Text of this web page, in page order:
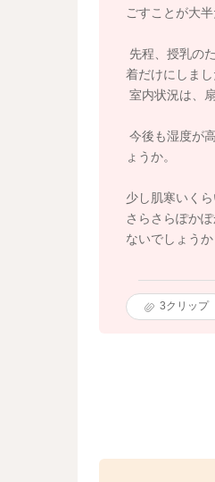
ごすことが大
先程、授乳の
着だけにしまし
室内状況は、
今後も湿度が
ょうか。
少し肌寒いく
さらさらぽか
ないでしょうか
3クリップ